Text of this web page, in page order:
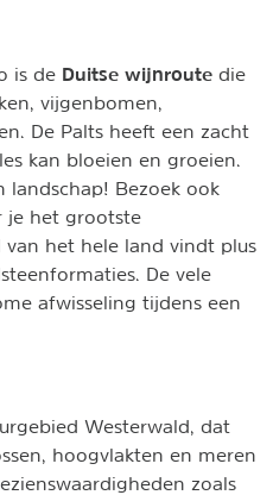
is de Duitse wijnroute die
vijgenbomen,
De Palts heeft een zacht
kan bloeien en groeien.
landschap! Bezoek ook
je het grootste
van het hele land vindt plus
De vele
afwisseling tijdens een
Westerwald, dat
hoogvlakten en meren
zoals